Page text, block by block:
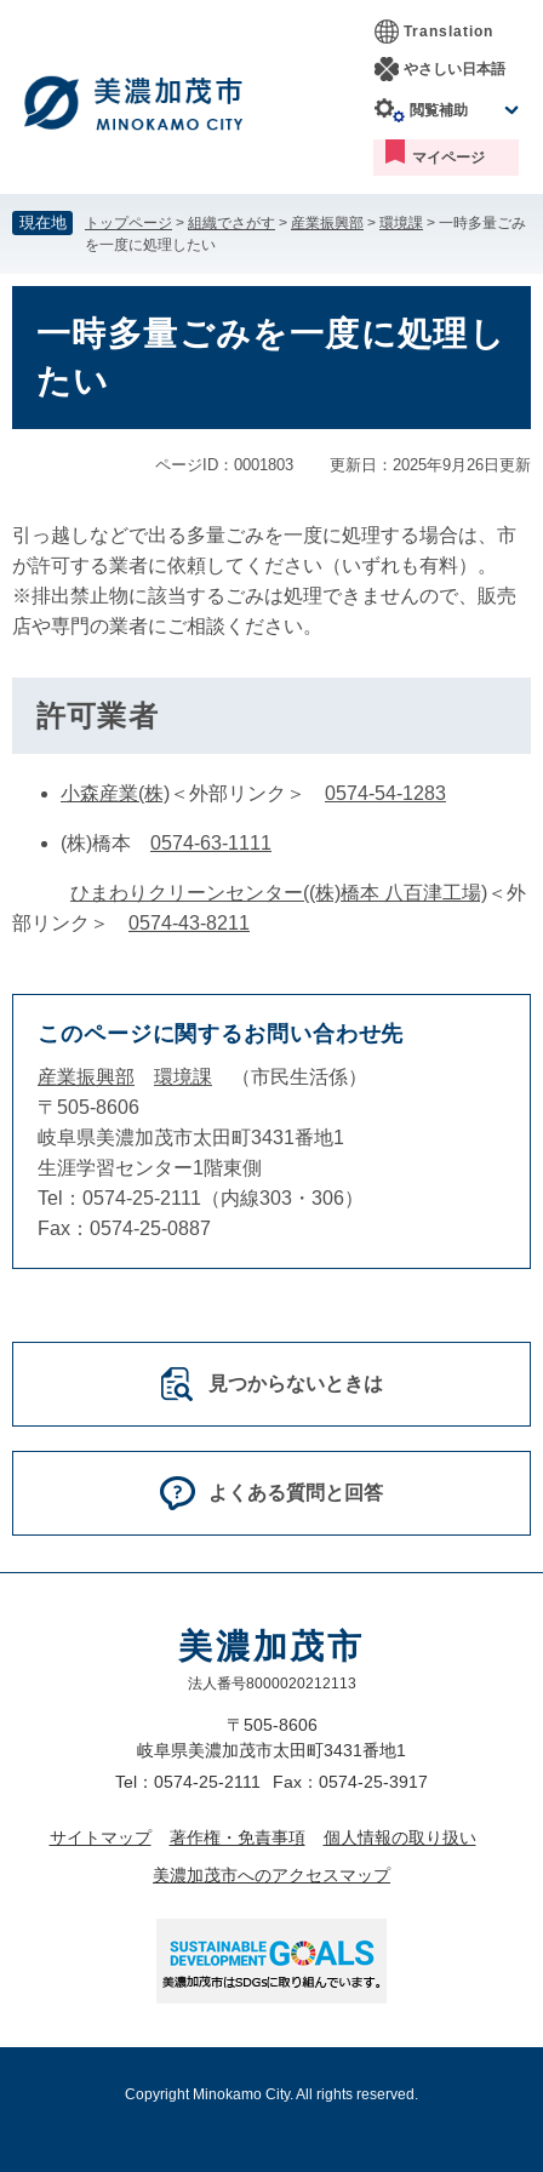
す。
し
て
本
へ
Translation
やさしい日本語
閲覧補助
マイページ
現在地 トップページ > 組織でさがす > 産業振興部 > 環境課 > 一時多量ごみ
を一度に処理したい
一時多量ごみを一度に処理し
たい
ページID：0001803 更新日：2025年9月26日更新
引っ越しなどで出る多量ごみを一度に処理する場合は、市
が許可する業者に依頼してください（いずれも有料）。
※排出禁止物に該当するごみは処理できませんので、販売
店や専門の業者にご相談ください。
許可業者
小森産業(株) ＜外部リンク＞ 0574-54-1283
(株)橋本 0574-63-1111
ひまわりクリーンセンター((株)橋本 八百津工場) ＜外
部リンク＞
0574-43-8211
このページに関するお問い合わせ先
産業振興部 環境課
市民生活係
〒505-8606
岐阜県美濃加茂市太田町3431番地1
生涯学習センター1階東側
Tel：0574-25-2111（内線303・306）
Fax：0574-25-0887
見つからないときは
よくある質問と回答
美濃加茂市
法人番号8000020212113
〒505-8606
岐阜県美濃加茂市太田町3431番地1
Tel：0574-25-2111
Fax：0574-25-3917
サイトマップ 著作権・免責事項
個人情報の取り扱い
美濃加茂市へのアクセスマップ
Copyright Minokamo City. All rights reserved.